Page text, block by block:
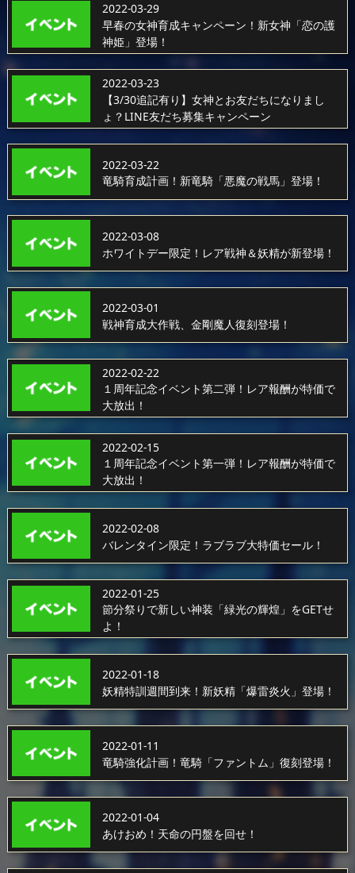
2022-03-29
早春の女神育成キャンペーン！新女神「恋の護
神姫」登場！
2022-03-23
【3/30追記有り】女神とお友だちになりまし
ょ？LINE友だち募集キャンペーン
2022-03-22
竜騎育成計画！新竜騎「悪魔の戦馬」登場！
2022-03-08
ホワイトデー限定！レア戦神＆妖精が新登場！
2022-03-01
戦神育成大作戦、金剛魔人復刻登場！
2022-02-22
１周年記念イベント第二弾！レア報酬が特価で
大放出！
2022-02-15
１周年記念イベント第一弾！レア報酬が特価で
大放出！
2022-02-08
バレンタイン限定！ラブラブ大特価セール！
2022-01-25
節分祭りで新しい神装「緑光の輝煌」をGETせ
よ！
2022-01-18
妖精特訓週間到来！新妖精「爆雷炎火」登場！
2022-01-11
竜騎強化計画！竜騎「ファントム」復刻登場！
2022-01-04
あけおめ！天命の円盤を回せ！